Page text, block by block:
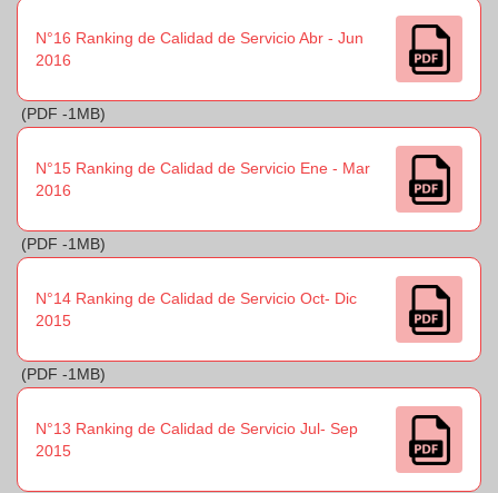
N°16 Ranking de Calidad de Servicio Abr - Jun
2016
(PDF -1MB)
N°15 Ranking de Calidad de Servicio Ene - Mar
2016
(PDF -1MB)
N°14 Ranking de Calidad de Servicio Oct- Dic
2015
(PDF -1MB)
N°13 Ranking de Calidad de Servicio Jul- Sep
2015